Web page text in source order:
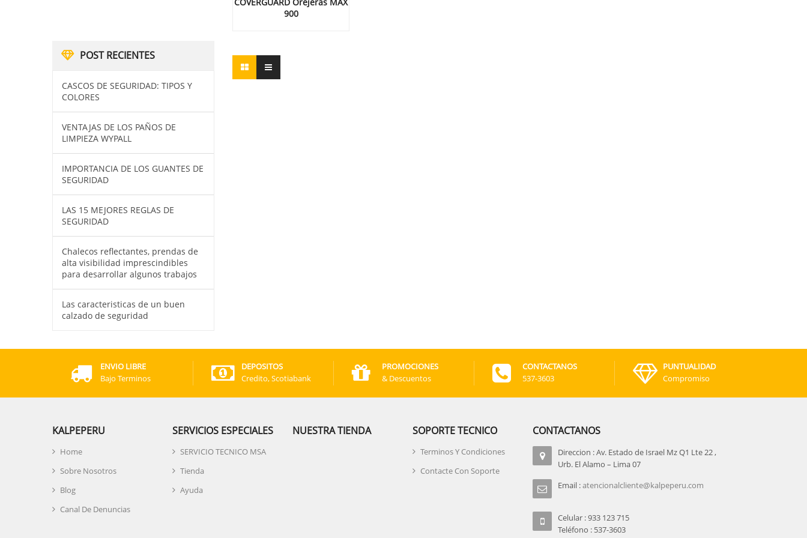
POST RECIENTES
CASCOS DE SEGURIDAD: TIPOS Y
COLORES
VENTAJAS DE LOS PAÑOS DE
LIMPIEZA WYPALL
IMPORTANCIA DE LOS GUANTES DE
SEGURIDAD
LAS 15 MEJORES REGLAS DE
SEGURIDAD
Chalecos reflectantes, prendas de
alta visibilidad imprescindibles
para desarrollar algunos trabajos
Las caracteristicas de un buen
calzado de seguridad
900
ENVIO LIBRE
Bajo Terminos
DEPOSITOS
Credito, Scotiabank
PROMOCIONES
& Descuentos
CONTACTANOS
537-3603
PUNTUALIDAD
Compromiso
KALPEPERU
Home
Sobre Nosotros
Blog
Canal De Denuncias
SERVICIOS ESPECIALES
SERVICIO TECNICO MSA
Tienda
Ayuda
NUESTRA TIENDA SOPORTE TECNICO
Terminos Y Condiciones
Contacte Con Soporte
CONTACTANOS
Direccion : Av. Estado de Israel Mz Q1 Lte 22 ,
Urb. El Alamo – Lima 07
Email :atencionalcliente@kalpeperu.com
Celular : 933 123 715
Teléfono : 537-3603